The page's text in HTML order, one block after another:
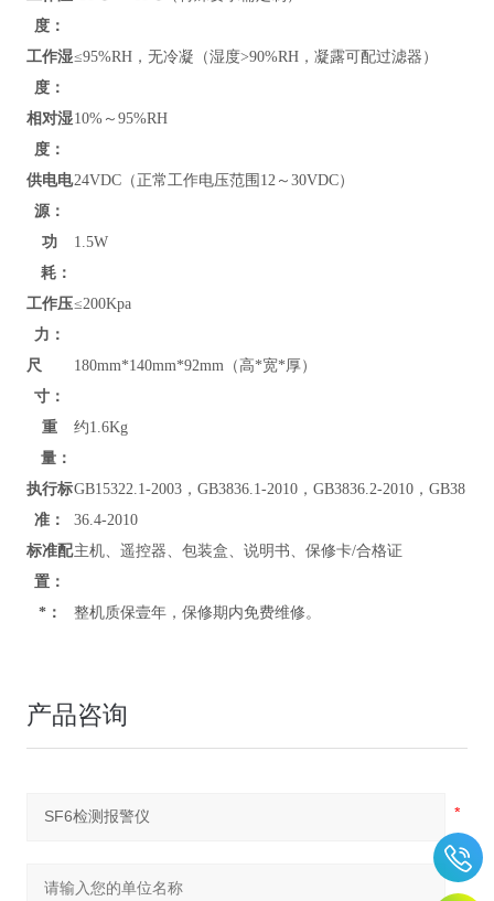
度：
工作湿
度：
≤95%RH，无冷凝（湿度>90%RH，凝露可配过滤器）
相对湿
度：
10%～95%RH
供电电
源：
24VDC（正常工作电压范围12～30VDC）
功
耗：
1.5W
工作压
力：
≤200Kpa
尺
寸：
180mm*140mm*92mm（高*宽*厚）
重
量：
约1.6Kg
执行标
准：
GB15322.1-2003，GB3836.1-2010，GB3836.2-2010，GB38
36.4-2010
标准配
置：
主机、遥控器、包装盒、说明书、保修卡/合格证
*： 整机质保壹年，保修期内免费维修。
产品咨询